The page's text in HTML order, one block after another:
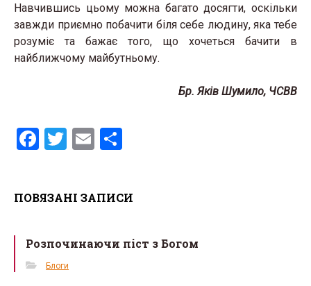
Навчившись цьому можна багато досягти, оскільки
завжди приємно побачити біля себе людину, яка тебе
розуміє та бажає того, що хочеться бачити в
найближчому майбутньому.
Бр. Яків Шумило, ЧСВВ
F
b
o
k
T
er
E
e
ПОВЯЗАНІ ЗАПИСИ
Розпочинаючи піст з Богом
Блоги